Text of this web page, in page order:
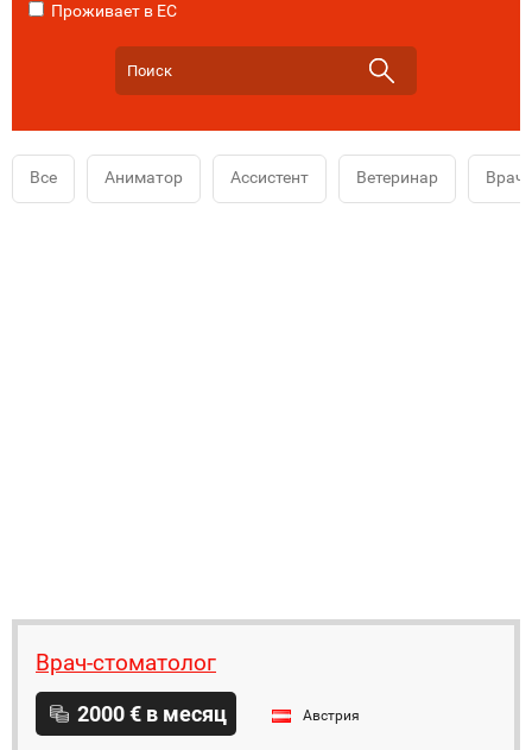
Проживает в ЕС
Все Аниматор Ассистент Ветеринар Врач
Врач-стоматолог
2000 € в месяц Австрия